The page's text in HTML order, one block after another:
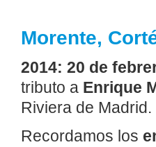
Morente,
2014: 20 de
tributo a Enrique
Riviera de Madrid.
Recordamos los